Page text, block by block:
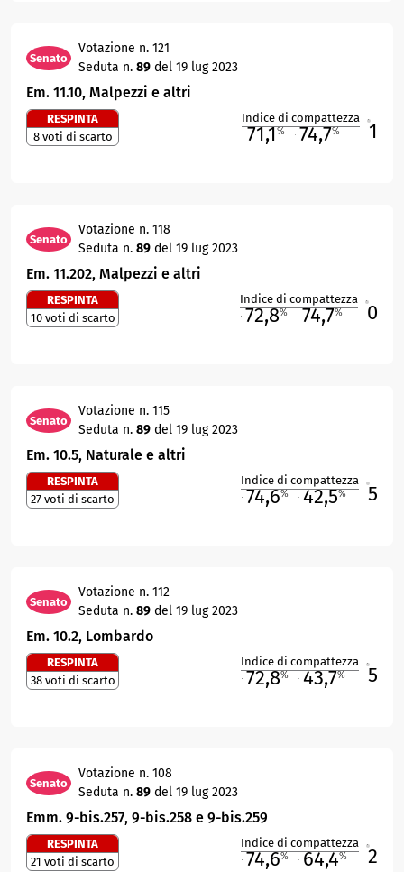
Senato
Votazione n. 121
Seduta n. 89 del 19 lug 2023
Em. 11.10, Malpezzi e altri
RESPINTA
8 voti di scarto
Indice di compattezza
71,1% 74,7% 1
Senato
Votazione n. 118
Seduta n. 89 del 19 lug 2023
Em. 11.202, Malpezzi e altri
RESPINTA
10 voti di scarto
Indice di compattezza
72,8% 74,7% 0
Senato
Votazione n. 115
Seduta n. 89 del 19 lug 2023
Em. 10.5, Naturale e altri
RESPINTA
27 voti di scarto
Indice di compattezza
74,6% 42,5% 5
Senato
Votazione n. 112
Seduta n. 89 del 19 lug 2023
Em. 10.2, Lombardo
RESPINTA
38 voti di scarto
Indice di compattezza
72,8% 43,7% 5
Senato
Votazione n. 108
Seduta n. 89 del 19 lug 2023
Emm. 9-bis.257, 9-bis.258 e 9-bis.259
RESPINTA
21 voti di scarto
Indice di compattezza
74,6% 64,4% 2